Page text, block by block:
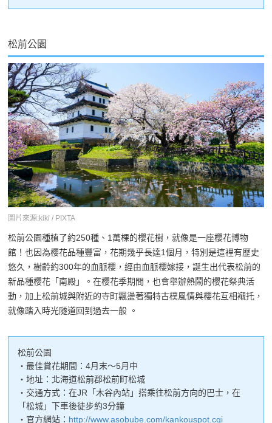
松前公園
圖片來源:kiki / PIXTA
松前公園種植了約250種、1萬棵的櫻花樹，就像是一座櫻花博物
館！也因為櫻花品種豐富，花期幾乎長達1個月，特別是這裡有歷史
悠久，樹齡約300年的血脈櫻，經由血脈櫻嫁接，誕生出代表松前的
新品種櫻花「南殿」。在櫻花季期間，也會舉辦熱鬧的櫻花祭典活
動，加上松前城與附近的寺町飄盪著獨特古樸風情與櫻花互相襯托，
就像踏入時光隧道回到過去一般 。
松前公園
・最佳賞花期間：4月末～5月中
・地址：北海道松前郡松前町松城
・交通方式：在JR「木谷內站」搭乘往松前方向的巴士，在
「松城」下車後徒步約3分鐘
・官方網站： http://www.asobube.com/kankouspot.cgi